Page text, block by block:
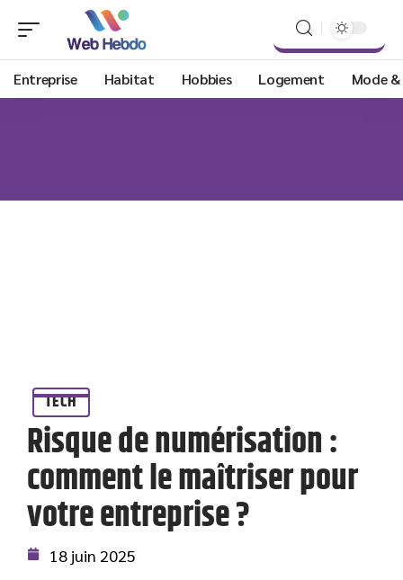
Entreprise Habitat Hobbies Logement Mode
TECH
Risque de numérisation :
comment le maîtriser pour
votre entreprise ?
18 juin 2025